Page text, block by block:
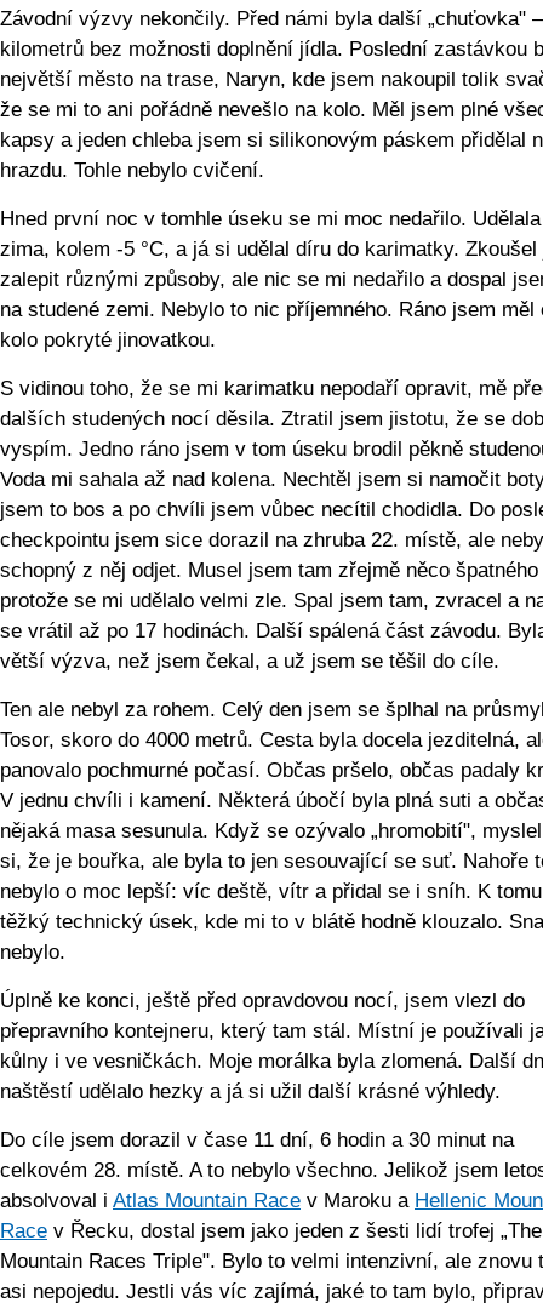
Závodní výzvy nekončily. Před námi byla další „chuťovka"
kilometrů bez možnosti doplnění jídla. Poslední zastávkou
největší město na trase, Naryn, kde jsem nakoupil tolik
že se mi to ani pořádně nevešlo na kolo. Měl jsem plné
kapsy a jeden chleba jsem si silikonovým páskem přidělal
hrazdu. Tohle nebylo cvičení.
Hned první noc v tomhle úseku se mi moc nedařilo.
zima, kolem -5 °C, a já si udělal díru do karimatky.
zalepit různými způsoby, ale nic se mi nedařilo a dospal
na studené zemi. Nebylo to nic příjemného. Ráno jsem měl
kolo pokryté jinovatkou.
S vidinou toho, že se mi karimatku nepodaří opravit, mě
dalších studených nocí děsila. Ztratil jsem jistotu, že se
vyspím. Jedno ráno jsem v tom úseku brodil pěkně
Voda mi sahala až nad kolena. Nechtěl jsem si namočit
jsem to bos a po chvíli jsem vůbec necítil chodidla. Do
checkpointu jsem sice dorazil na zhruba 22. místě, ale
schopný z něj odjet. Musel jsem tam zřejmě něco
protože se mi udělalo velmi zle. Spal jsem tam, zvracel a
se vrátil až po 17 hodinách. Další spálená část závodu.
větší výzva, než jsem čekal, a už jsem se těšil do cíle.
Ten ale nebyl za rohem. Celý den jsem se šplhal na
Tosor, skoro do 4000 metrů. Cesta byla docela jezditelná,
panovalo pochmurné počasí. Občas pršelo, občas padaly
V jednu chvíli i kamení. Některá úbočí byla plná suti a
nějaká masa sesunula. Když se ozývalo „hromobití",
si, že je bouřka, ale byla to jen sesouvající se suť. Nahoře
nebylo o moc lepší: víc deště, vítr a přidal se i sníh. K
těžký technický úsek, kde mi to v blátě hodně klouzalo.
nebylo.
Úplně ke konci, ještě před opravdovou nocí, jsem vlezl do
přepravního kontejneru, který tam stál. Místní je používali
kůlny i ve vesničkách. Moje morálka byla zlomená. Další
naštěstí udělalo hezky a já si užil další krásné výhledy.
Do cíle jsem dorazil v čase 11 dní, 6 hodin a 30 minut na
celkovém 28. místě. A to nebylo všechno. Jelikož jsem
absolvoval i Atlas Mountain Race v Maroku a Hellenic
Race v Řecku, dostal jsem jako jeden z šesti lidí trofej „The
Mountain Races Triple". Bylo to velmi intenzivní, ale znovu
asi nepojedu. Jestli vás víc zajímá, jaké to tam bylo,